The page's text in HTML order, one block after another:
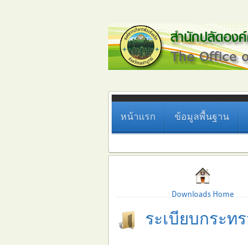
หน้าแรก ข้อมูลพื้นฐาน
Downloads Home
ระเบียบกระท